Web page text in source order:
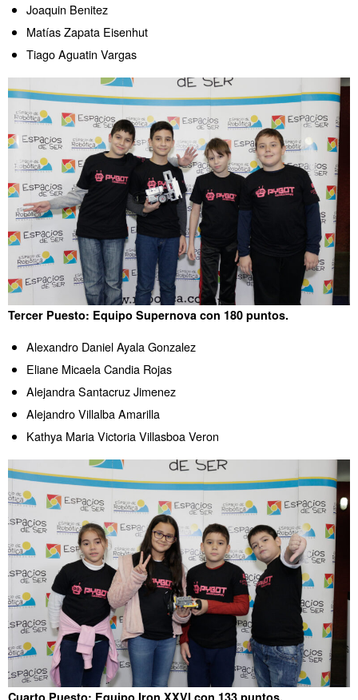
Joaquin Benitez
Matías Zapata Eisenhut
Tiago Aguatin Vargas
Tercer Puesto: Equipo Supernova con 180 puntos.
Alexandro Daniel Ayala Gonzalez
Eliane Micaela Candia Rojas
Alejandra Santacruz Jimenez
Alejandro Villalba Amarilla
Kathya Maria Victoria Villasboa Veron